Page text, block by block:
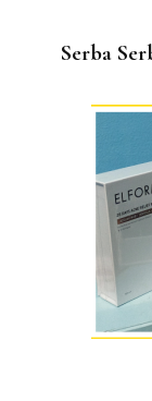
Serba